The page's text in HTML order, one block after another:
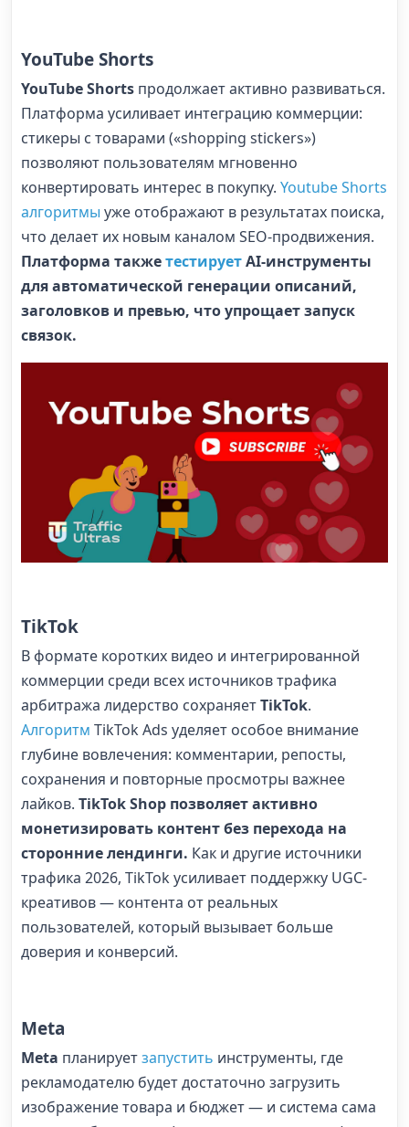
YouTube Shorts
YouTube Shorts продолжает активно развиваться.
Платформа усиливает интеграцию коммерции:
стикеры с товарами («shopping stickers»)
позволяют пользователям мгновенно
конвертировать интерес в покупку. Youtube Shorts
алгоритмы уже отображают в результатах поиска,
что делает их новым каналом SEO-продвижения.
Платформа такжетестируетAI-инструменты
для автоматической генерации описаний,
заголовков и превью, что упрощает запуск
связок.
TikTok
В формате коротких видео и интегрированной
коммерции среди всех источников трафика
арбитража лидерство сохраняетTikTok.
Алгоритм TikTok Ads уделяет особое внимание
глубине вовлечения: комментарии, репосты,
сохранения и повторные просмотры важнее
лайков. TikTok Shop позволяет активно
монетизировать контент без перехода на
сторонние лендинги. Как и другие источники
трафика 2026, TikTok усиливает поддержку UGC-
креативов — контента от реальных
пользователей, который вызывает больше
доверия и конверсий.
Meta
Meta планируетзапустить инструменты, где
рекламодателю будет достаточно загрузить
изображение товара и бюджет — и система сама